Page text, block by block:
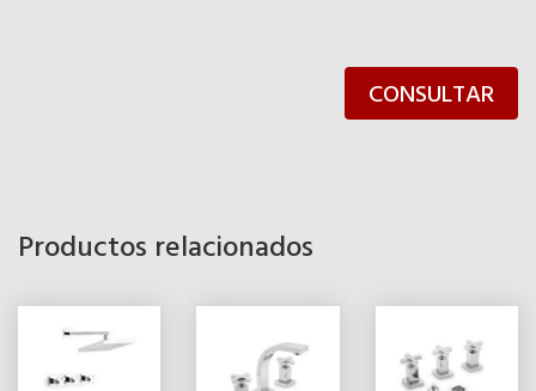
CONSULTAR
Productos relacionados